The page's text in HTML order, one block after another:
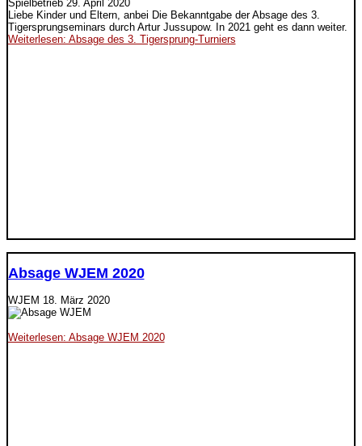
Spielbetrieb 29. April 2020
Liebe Kinder und Eltern, anbei Die Bekanntgabe der Absage des 3.
Tigersprungseminars durch Artur Jussupow. In 2021 geht es dann weiter.
Weiterlesen: Absage des 3. Tigersprung-Turniers
Absage WJEM 2020
WJEM 18. März 2020
Weiterlesen: Absage WJEM 2020